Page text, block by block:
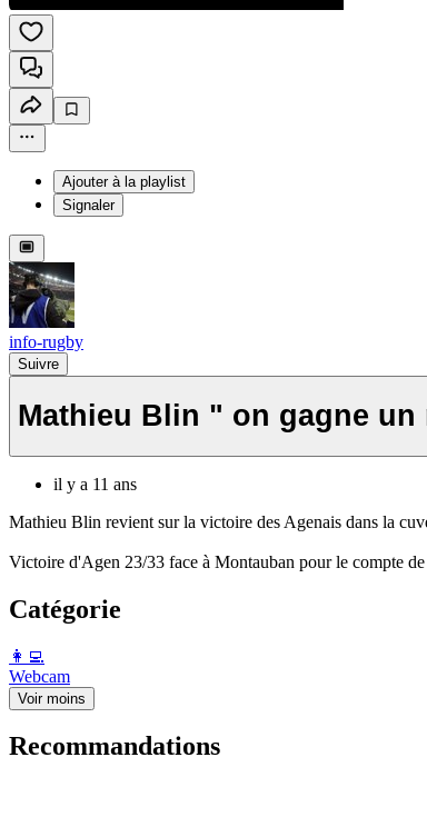
Ajouter à la playlist
Signaler
info-rugby
Suivre
Mathieu Blin " on gagne
il y a 11 ans
Mathieu Blin revient sur la victoire des Agenais dans la
Victoire d'Agen 23/33 face à Montauban pour le compte
Catégorie
️👩‍💻️
Webcam
Voir moins
Recommandations